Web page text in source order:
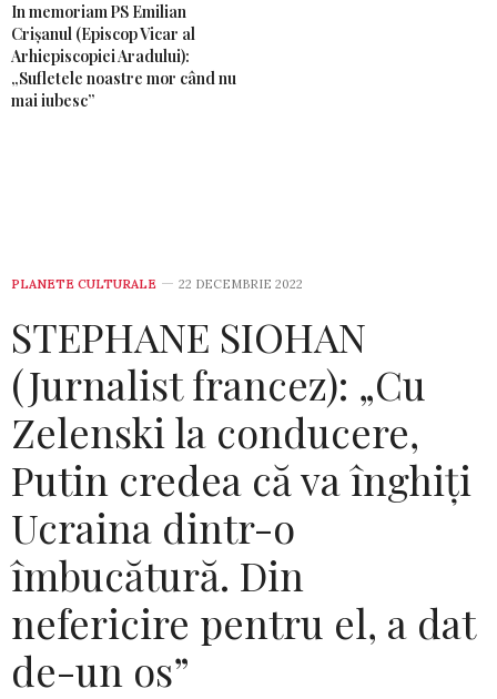
In memoriam PS Emilian
Crișanul (Episcop Vicar al
Arhiepiscopiei Aradului):
„Sufletele noastre mor când nu
mai iubesc”
PLANETE CULTURALE 22 DECEMBRIE 2022
STEPHANE SIOHAN
(Jurnalist francez): „Cu
Zelenski la conducere,
Putin credea că va înghiți
Ucraina dintr-o
îmbucătură. Din
nefericire pentru el, a dat
de-un os”